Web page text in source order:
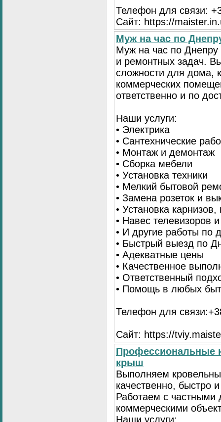
Телефон для связи:
Сайт: https://
Муж на час по
Муж на час по
и ремонтных задач.
сложности для дома,
коммерческих
ответственно и по
Наши услуги:
• Электрика
• Сантехнические
• Монтаж и демонтаж
• Сборка мебели
• Установка техники
• Мелкий бытовой
• Замена розеток и
• Установка
• Навес телевизоров
• И другие работы по
• Быстрый выезд по
• Адекватные цены
• Качественное
• Ответственный
• Помощь в любых
Телефон для
Сайт: https://
Профессиональные
крыш
Выполняем
качественно, быстро
Работаем с
коммерческими
Наши услуги: